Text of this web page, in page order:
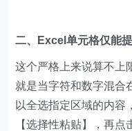
二、Excel单元格仅能
这个严格上来说算不上
就是当字符和数字混合
以全选指定区域的内容
【选择性粘贴】，再点